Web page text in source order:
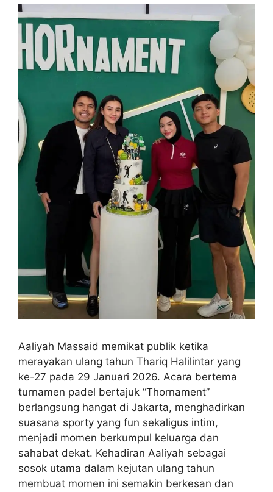
Aaliyah Massaid memikat publik ketika
merayakan ulang tahun Thariq Halilintar yang
ke-27 pada 29 Januari 2026. Acara bertema
turnamen padel bertajuk “Thornament”
berlangsung hangat di Jakarta, menghadirkan
suasana sporty yang fun sekaligus intim,
menjadi momen berkumpul keluarga dan
sahabat dekat. Kehadiran Aaliyah sebagai
sosok utama dalam kejutan ulang tahun
membuat momen ini semakin berkesan dan